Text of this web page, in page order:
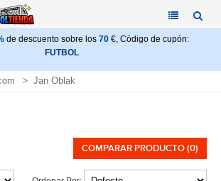
de descuento sobre los 70 €, Código de cupón:
FUTBOL
Jan Oblak
COMPARAR PRODUCTO (0)